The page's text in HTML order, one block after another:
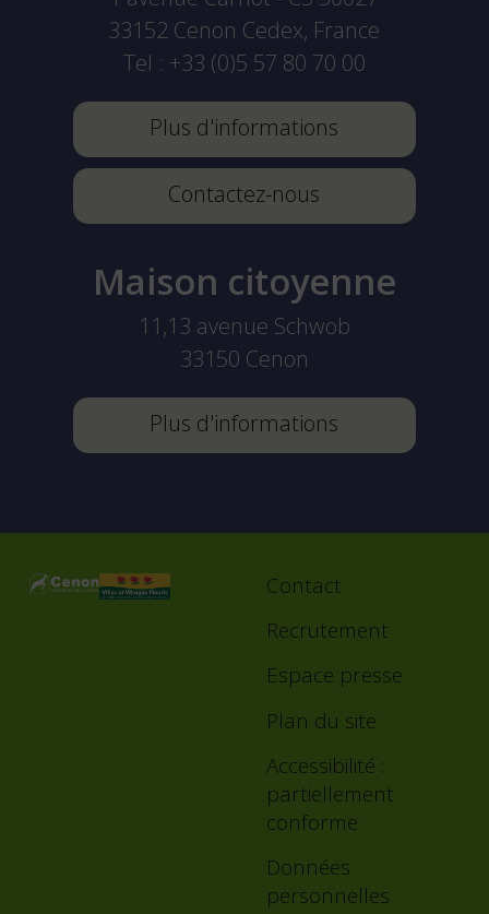
33152 Cenon Cedex, France
Tel : +33 (0)5 57 80 70 00
Plus d'informations
Contactez-nous
Maison citoyenne
11,13 avenue Schwob
33150 Cenon
Plus d'informations
Footer
menu
Contact
Recrutement
Espace presse
Plan du site
Accessibilité :
partiellement
conforme
Données
personnelles